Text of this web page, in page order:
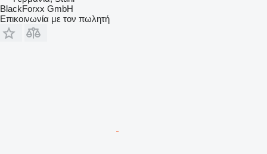
BlackForxx GmbH
Επικοινωνία με τον πωλητή